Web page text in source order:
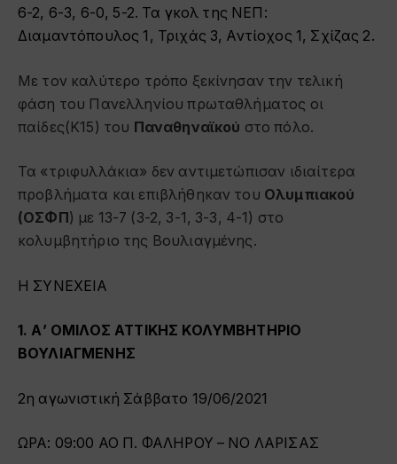
6-2, 6-3, 6-0, 5-2. Τα γκολ της ΝΕΠ:
Διαμαντόπουλος 1, Τριχάς 3, Αντίοχος 1, Σχίζας 2.
Με τον καλύτερο τρόπο ξεκίνησαν την τελική
φάση του Πανελληνίου πρωταθλήματος οι
παίδες(Κ15) του Παναθηναϊκού στο πόλο.
Τα «τριφυλλάκια» δεν αντιμετώπισαν ιδιαίτερα
προβλήματα και επιβλήθηκαν του Ολυμπιακού
(ΟΣΦΠ ) με 13-7 (3-2, 3-1, 3-3, 4-1) στο
κολυμβητήριο της Βουλιαγμένης.
Η ΣΥΝΕΧΕΙΑ
1. Α’ ΟΜΙΛΟΣ ΑΤΤΙΚΗΣ ΚΟΛΥΜΒΗΤΗΡΙΟ
ΒΟΥΛΙΑΓΜΕΝΗΣ
2η αγωνιστική Σάββατο 19/06/2021
ΩΡΑ: 09:00 ΑΟ Π. ΦΑΛΗΡΟΥ – ΝΟ ΛΑΡΙΣΑΣ